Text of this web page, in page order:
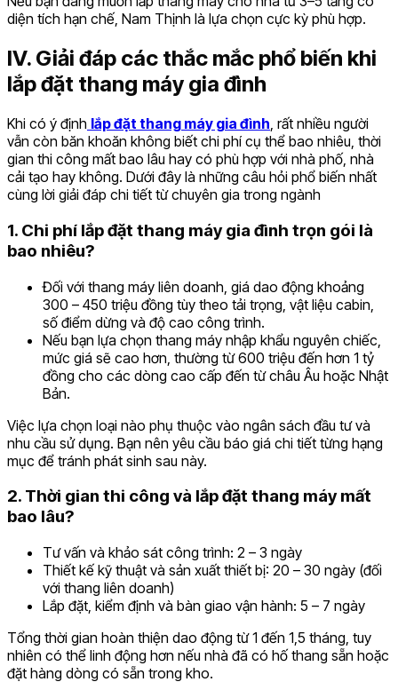
diện tích hạn chế, Nam Thịnh là lựa chọn cực kỳ phù hợp.
IV. Giải đáp các thắc mắc phổ biến khi
lắp đặt thang máy gia đình
Khi có ý định lắp đặt thang máy gia đình, rất nhiều người
vẫn còn băn khoăn không biết chi phí cụ thể bao nhiêu, thời
gian thi công mất bao lâu hay có phù hợp với nhà phố, nhà
cải tạo hay không. Dưới đây là những câu hỏi phổ biến nhất
cùng lời giải đáp chi tiết từ chuyên gia trong ngành
1. Chi phí lắp đặt thang máy gia đình trọn gói là
bao nhiêu?
Đối với thang máy liên doanh, giá dao động khoảng
300 – 450 triệu đồng tùy theo tải trọng, vật liệu cabin,
số điểm dừng và độ cao công trình.
Nếu bạn lựa chọn thang máy nhập khẩu nguyên chiếc,
mức giá sẽ cao hơn, thường từ 600 triệu đến hơn 1 tỷ
đồng cho các dòng cao cấp đến từ châu Âu hoặc Nhật
Bản.
Việc lựa chọn loại nào phụ thuộc vào ngân sách đầu tư và
nhu cầu sử dụng. Bạn nên yêu cầu báo giá chi tiết từng hạng
mục để tránh phát sinh sau này.
2. Thời gian thi công và lắp đặt thang máy mất
bao lâu?
Tư vấn và khảo sát công trình: 2 – 3 ngày
Thiết kế kỹ thuật và sản xuất thiết bị: 20 – 30 ngày (đối
với thang liên doanh)
Lắp đặt, kiểm định và bàn giao vận hành: 5 – 7 ngày
Tổng thời gian hoàn thiện dao động từ 1 đến 1,5 tháng, tuy
nhiên có thể linh động hơn nếu nhà đã có hố thang sẵn hoặc
đặt hàng dòng có sẵn trong kho.